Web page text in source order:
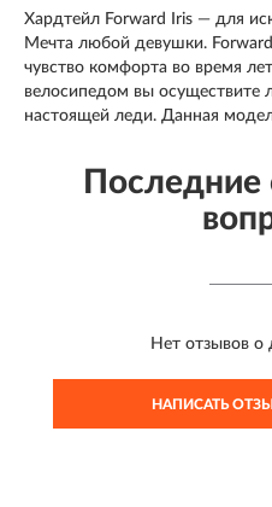
Хардтейл Forward Iris — для
Мечта любой девушки.
чувство комфорта во время
велосипедом вы осуществите
настоящей леди. Данная
Нет отзывов о
НАПИСАТЬ